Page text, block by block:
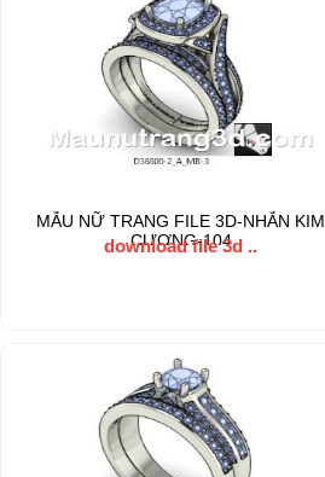
MẪU NỮ TRANG FILE 3D-NHẪN KIM
CƯƠNG-104
download file 3d ..